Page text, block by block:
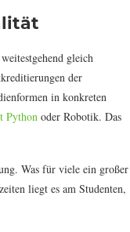
gleich
der
in konkreten
Python oder Robotik. Das
Was für viele ein großer
liegt es am Studenten,